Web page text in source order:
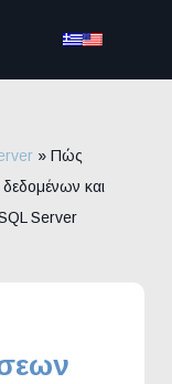
» Πώς
και
Server